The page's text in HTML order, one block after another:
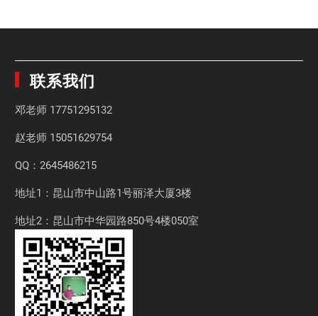
联系我们
邓老师 17751295132
赵老师 15051629754
QQ：2645486215
地址1：昆山市中山路1号丽泽大厦3楼
地址2：昆山市中华园路850号4楼050室